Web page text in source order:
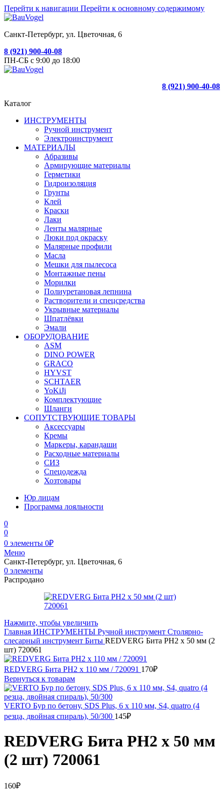
Перейти к навигации Перейти к основному содержимому
Санкт-Петербург, ул. Цветочная, 6
8 (921) 900-40-08
ПН-СБ с 9:00 до 18:00
8 (921) 900-40-08
Каталог
ИНСТРУМЕНТЫ
Ручной инструмент
Электроинструмент
МАТЕРИАЛЫ
Абразивы
Армирующие материалы
Герметики
Гидроизоляция
Грунты
Клей
Краски
Лаки
Ленты малярные
Люки под окраску
Малярные профили
Масла
Мешки для пылесоса
Монтажные пены
Морилки
Полиуретановая лепнина
Растворители и спецсредства
Укрывные материалы
Шпатлёвки
Эмали
ОБОРУДОВАНИЕ
ASM
DINO POWER
GRACO
HYVST
SCHTAER
YoKiJi
Комплектующие
Шланги
СОПУТСТВУЮЩИЕ ТОВАРЫ
Аксессуары
Кремы
Маркеры, карандаши
Расходные материалы
СИЗ
Спецодежда
Хозтовары
Юр лицам
Программа лояльности
0
0
0 элементы 0₽
Меню
Санкт-Петербург, ул. Цветочная, 6
0 элементы
Распродано
Нажмите, чтобы увеличить
Главная ИНСТРУМЕНТЫ Ручной инструмент Столярно-
слесарный инструмент Биты REDVERG Бита PH2 х 50 мм (2
шт) 720061
REDVERG Бита PH2 х 110 мм / 720091 170₽
Вернуться к товарам
VERTO Бур по бетону, SDS Plus, 6 x 110 мм, S4, quatro (4
резца, двойная спираль), 50/300 145₽
REDVERG Бита PH2 х 50 мм
(2 шт) 720061
160₽